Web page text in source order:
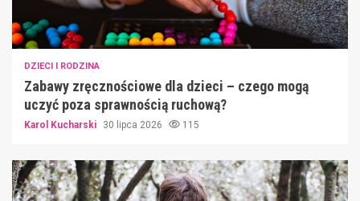
DZIECI I RODZINA
Zabawy zręcznościowe dla dzieci – czego mogą
uczyć poza sprawnością ruchową?
Karol Kucharski 30 lipca 2026 115